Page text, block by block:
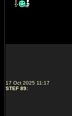
17 Oct 2025 11:17
STEF 89: